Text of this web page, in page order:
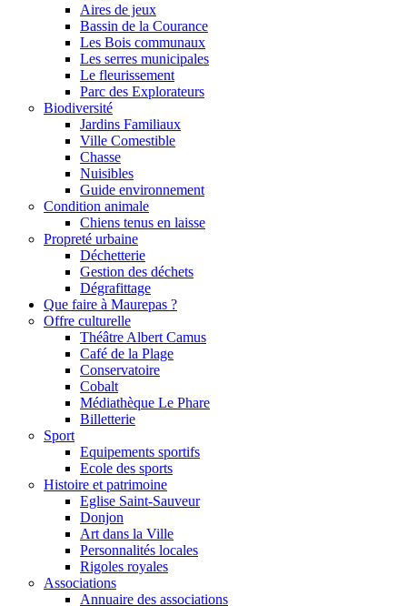
Aires de jeux
Bassin de la Courance
Les Bois communaux
Les serres municipales
Le fleurissement
Parc des Explorateurs
Biodiversité
Jardins Familiaux
Ville Comestible
Chasse
Nuisibles
Guide environnement
Condition animale
Chiens tenus en laisse
Propreté urbaine
Déchetterie
Gestion des déchets
Dégrafittage
Que faire à Maurepas ?
Offre culturelle
Théâtre Albert Camus
Café de la Plage
Conservatoire
Cobalt
Médiathèque Le Phare
Billetterie
Sport
Equipements sportifs
Ecole des sports
Histoire et patrimoine
Eglise Saint-Sauveur
Donjon
Art dans la Ville
Personnalités locales
Rigoles royales
Associations
Annuaire des associations